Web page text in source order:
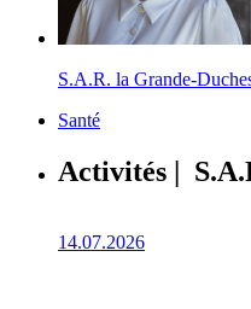
S.A.R. la Grande-
Santé
Activités |
14.07.2026